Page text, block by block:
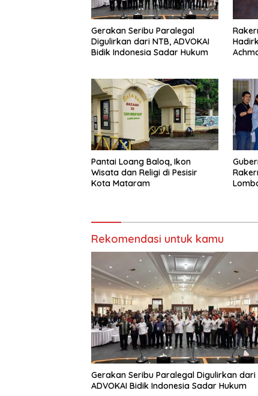
Gerakan Seribu Paralegal
Digulirkan dari NTB, ADVOKAI
Bidik Indonesia Sadar Hukum
Pantai Loang Baloq, Ikon
Wisata dan Religi di Pesisir
Kota Mataram
Rekomendasi untuk kamu
Gerakan Seribu Paralegal Digulirkan dari
ADVOKAI Bidik Indonesia Sadar Hukum